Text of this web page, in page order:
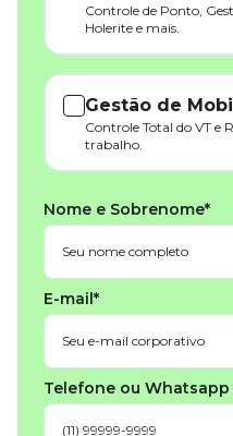
Controle de Ponto,
Holerite e mais.
Gestão de
Controle Total do VT e
trabalho.
Nome e Sobrenome*
E-mail*
Telefone ou Whatsapp